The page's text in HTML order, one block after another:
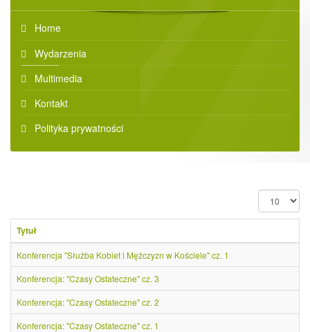
Home
Wydarzenia
Multimedia
Kontakt
Polityka prywatności
Pokaż
#
Tytuł
Konferencja "Służba Kobiet i Mężczyzn w Kościele" cz. 1
Konferencja: "Czasy Ostateczne" cz. 3
Konferencja: "Czasy Ostateczne" cz. 2
Konferencja: "Czasy Ostateczne" cz. 1